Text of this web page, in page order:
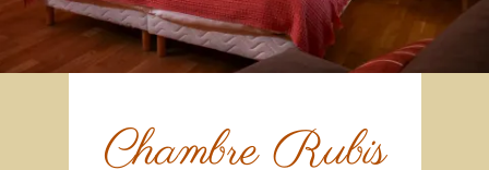
Chambre Rubis